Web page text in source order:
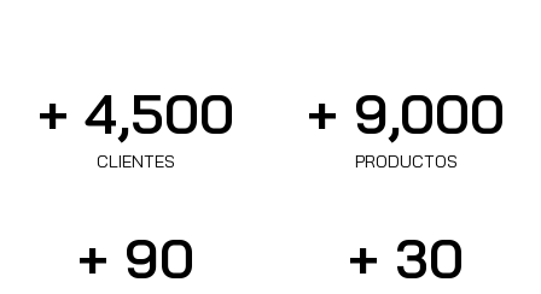
CLIENTES
+ 4,500
PRODUCTOS
+ 9,000
+ 90 + 30